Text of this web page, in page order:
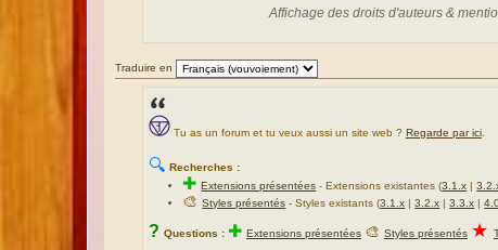
Affichage des droits d'auteurs &
Traduire en
Tu as un forum et tu veux aussi un site web ? Regarde par ici
🔍 Recherches :
✚Extensions présentées -Extensions existantes (3.1.x |
🎨Styles présentés - Styles existants (3.1.x |3.2.x |3.3.x |
? Questions : ✚ Extensions présentées 🎨 Styles présentés ★